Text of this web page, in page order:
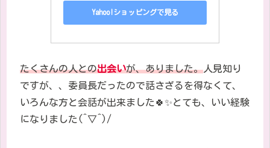
Yahoo!ショッピングで見る
たくさんの人との出会いが、ありました。人見知り
ですが、、委員長だったので話さざるを得なくて、
いろんな方と会話が出来ました🍀✨とても、いい経験
になりました(^▽^)/